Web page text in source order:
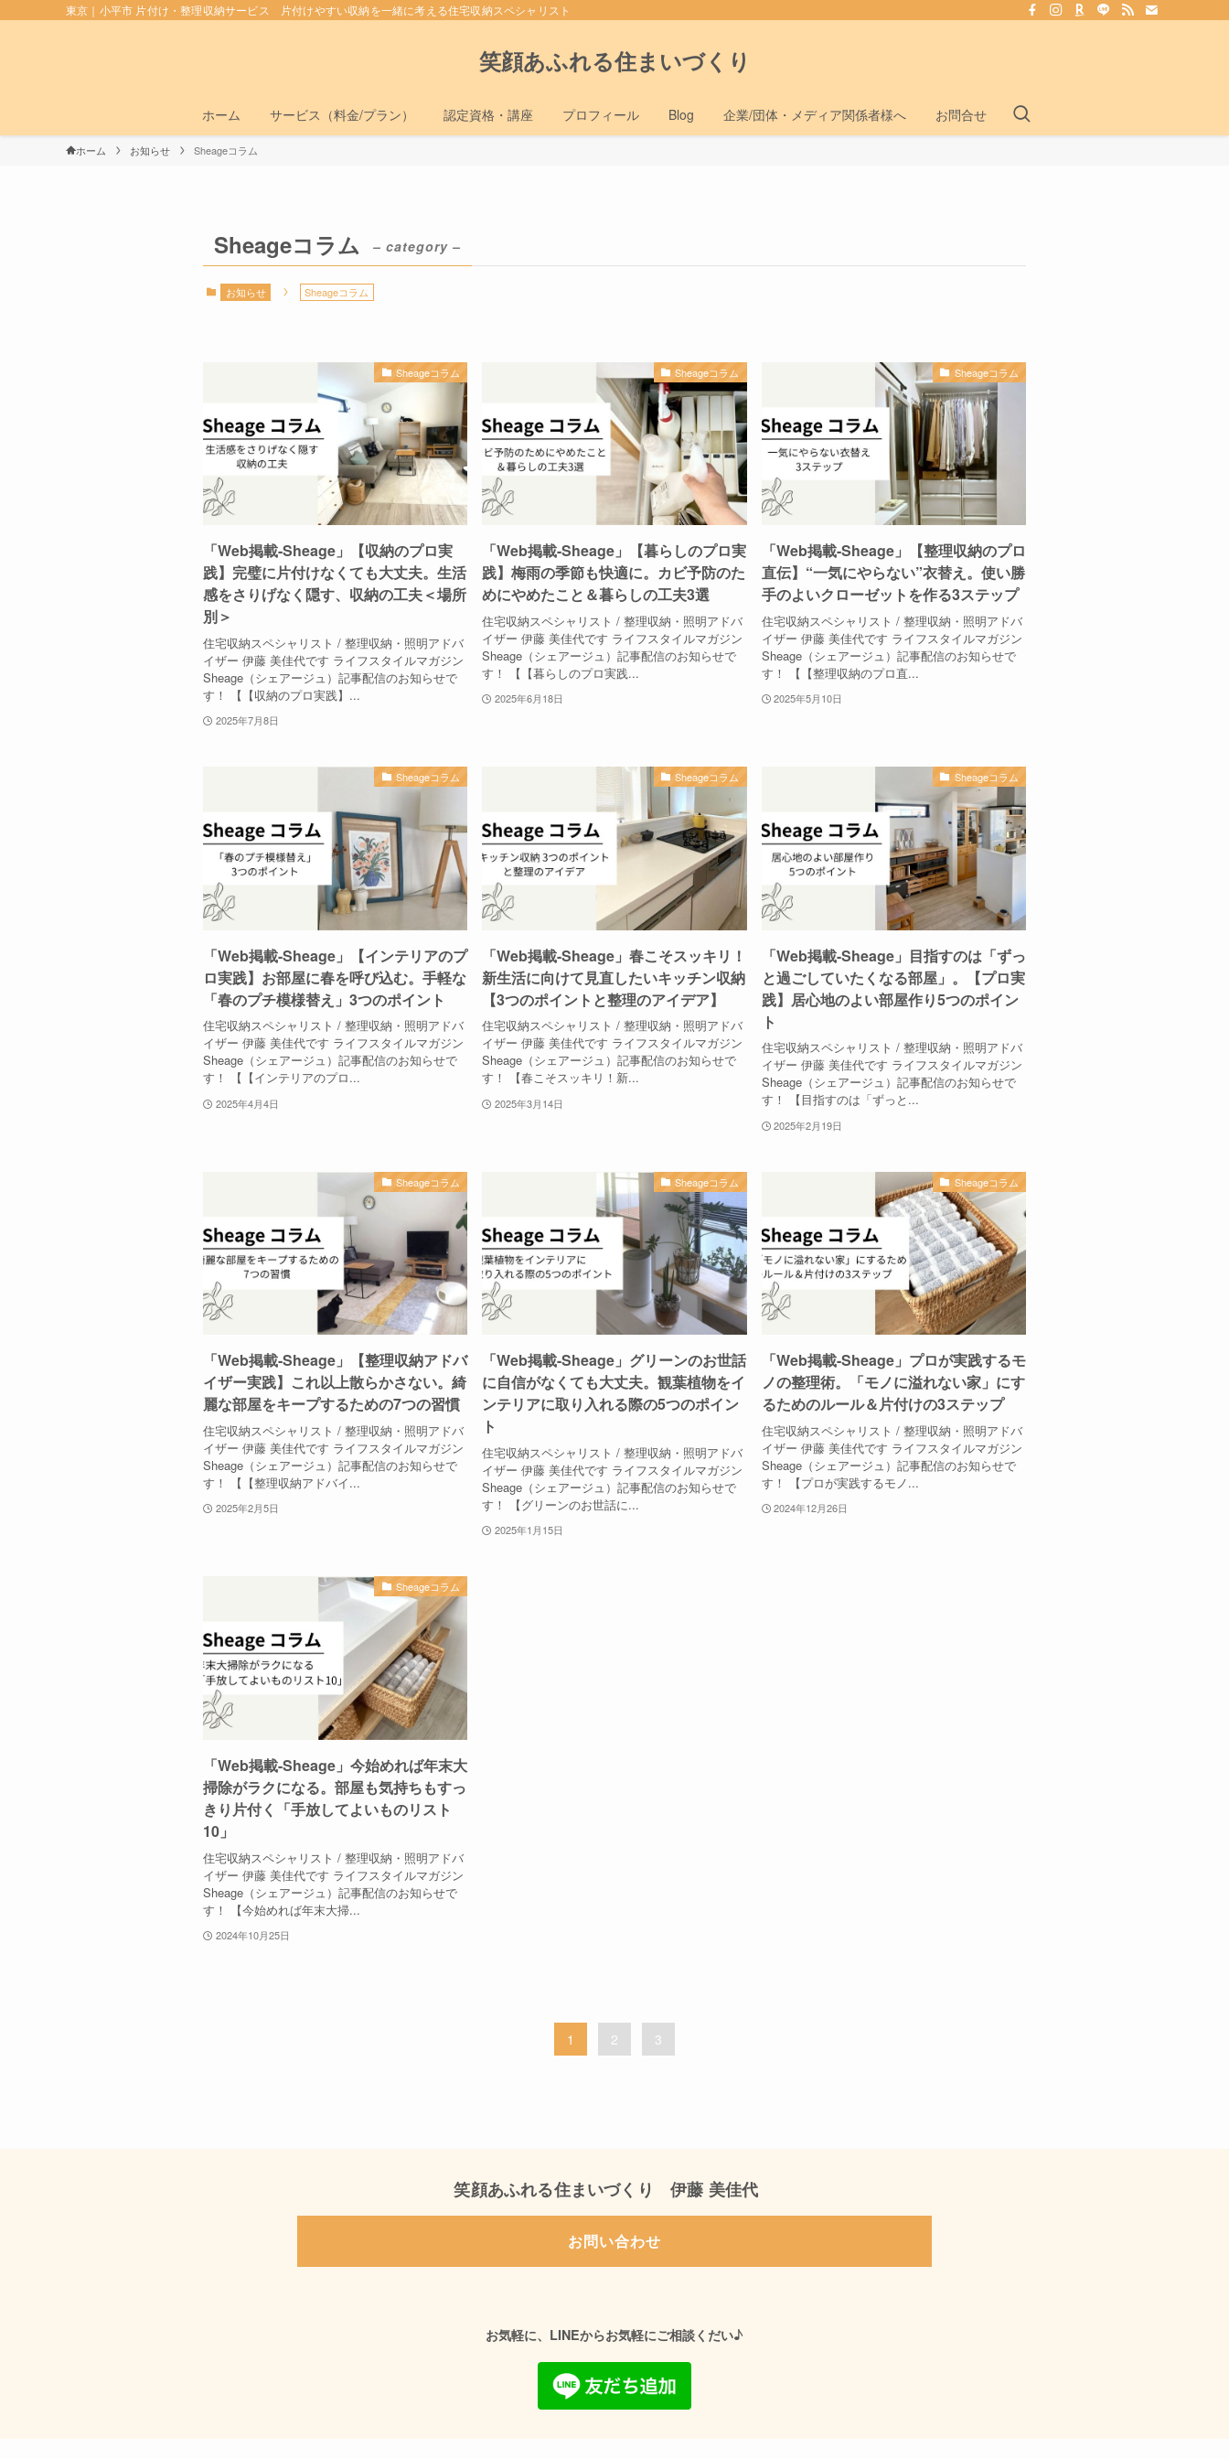
東京｜小平市 片付け・整理収納サービス 片付けやすい収納を一緒に考える住宅収納スペシャリスト
笑顔あふれる住まいづくり
ホーム サービス（料金/プラン） 認定資格・講座 プロフィール Blog 企業/団体・メディア関係者様へ お問合せ
ホーム お知らせ Sheageコラム
Sheageコラム – category –
お知らせ Sheageコラム
Sheageコラム
「Web掲載-Sheage」【収納のプロ実
践】完璧に片付けなくても大丈夫。生活
感をさりげなく隠す、収納の工夫＜場所
別＞
住宅収納スペシャリスト / 整理収納・照明アドバ
イザー 伊藤 美佳代です ライフスタイルマガジン
Sheage（シェアージュ）記事配信のお知らせで
す！ 【【収納のプロ実践】...
2025年7月8日
Sheageコラム
「Web掲載-Sheage」【暮らしのプロ実
践】梅雨の季節も快適に。カビ予防のた
めにやめたこと＆暮らしの工夫3選
住宅収納スペシャリスト / 整理収納・照明アドバ
イザー 伊藤 美佳代です ライフスタイルマガジン
Sheage（シェアージュ）記事配信のお知らせで
す！ 【【暮らしのプロ実践...
2025年6月18日
Sheageコラム
「Web掲載-Sheage」【整理収納のプロ
直伝】“一気にやらない”衣替え。使い勝
手のよいクローゼットを作る3ステップ
住宅収納スペシャリスト / 整理収納・照明アドバ
イザー 伊藤 美佳代です ライフスタイルマガジン
Sheage（シェアージュ）記事配信のお知らせで
す！ 【【整理収納のプロ直...
2025年5月10日
Sheageコラム
「Web掲載-Sheage」【インテリアのプ
ロ実践】お部屋に春を呼び込む。手軽な
「春のプチ模様替え」3つのポイント
住宅収納スペシャリスト / 整理収納・照明アドバ
イザー 伊藤 美佳代です ライフスタイルマガジン
Sheage（シェアージュ）記事配信のお知らせで
す！ 【【インテリアのプロ...
2025年4月4日
Sheageコラム
「Web掲載-Sheage」春こそスッキリ！
新生活に向けて見直したいキッチン収納
【3つのポイントと整理のアイデア】
住宅収納スペシャリスト / 整理収納・照明アドバ
イザー 伊藤 美佳代です ライフスタイルマガジン
Sheage（シェアージュ）記事配信のお知らせで
す！ 【春こそスッキリ！新...
2025年3月14日
Sheageコラム
「Web掲載-Sheage」目指すのは「ずっ
と過ごしていたくなる部屋」。【プロ実
践】居心地のよい部屋作り5つのポイン
ト
住宅収納スペシャリスト / 整理収納・照明アドバ
イザー 伊藤 美佳代です ライフスタイルマガジン
Sheage（シェアージュ）記事配信のお知らせで
す！ 【目指すのは「ずっと...
2025年2月19日
Sheageコラム
「Web掲載-Sheage」【整理収納アドバ
イザー実践】これ以上散らかさない。綺
麗な部屋をキープするための7つの習慣
住宅収納スペシャリスト / 整理収納・照明アドバ
イザー 伊藤 美佳代です ライフスタイルマガジン
Sheage（シェアージュ）記事配信のお知らせで
す！ 【【整理収納アドバイ...
2025年2月5日
Sheageコラム
「Web掲載-Sheage」グリーンのお世話
に自信がなくても大丈夫。観葉植物をイ
ンテリアに取り入れる際の5つのポイン
ト
住宅収納スペシャリスト / 整理収納・照明アドバ
イザー 伊藤 美佳代です ライフスタイルマガジン
Sheage（シェアージュ）記事配信のお知らせで
す！ 【グリーンのお世話に...
2025年1月15日
Sheageコラム
「Web掲載-Sheage」プロが実践するモ
ノの整理術。「モノに溢れない家」にす
るためのルール＆片付けの3ステップ
住宅収納スペシャリスト / 整理収納・照明アドバ
イザー 伊藤 美佳代です ライフスタイルマガジン
Sheage（シェアージュ）記事配信のお知らせで
す！ 【プロが実践するモノ...
2024年12月26日
Sheageコラム
「Web掲載-Sheage」今始めれば年末大
掃除がラクになる。部屋も気持ちもすっ
きり片付く「手放してよいものリスト
10」
住宅収納スペシャリスト / 整理収納・照明アドバ
イザー 伊藤 美佳代です ライフスタイルマガジン
Sheage（シェアージュ）記事配信のお知らせで
す！ 【今始めれば年末大掃...
2024年10月25日
1 2 3
笑顔あふれる住まいづくり 伊藤 美佳代
お問い合わせ
お気軽に、LINEからお気軽にご相談くだい♪